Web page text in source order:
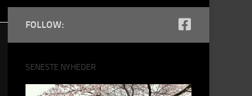
FOLLOW:
SENESTE NYHEDER